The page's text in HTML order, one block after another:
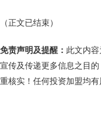
（正文已结束）
免责声明及提醒： 此文内
宣传及传递更多信息之目
重核实！任何投资加盟均